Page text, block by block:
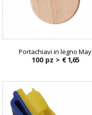
Portachiavi in legno May
100 pz > € 1,65